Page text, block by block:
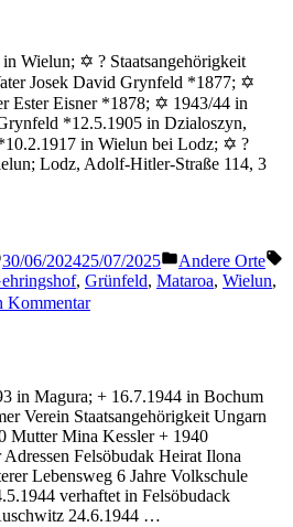
Wielun; ✡ ? Staatsangehörigkeit
Josek David Grynfeld *1877; ✡
Ester Eisner *1878; ✡ 1943/44 in
*12.5.1905 in Dzialoszyn,
in Wielun bei Lodz; ✡ ?
Lodz, Adolf-Hitler-Straße 114, 3
30/06/202425/07/2025
Veröffentlicht
in
Andere Orte
, Grünfeld, Mataroa, Wielun,
Kommentarzu
in Magura; + 16.7.1944 in Bochum
Verein Staatsangehörigkeit Ungarn
Mutter Mina Kessler + 1940
Felsöbudak Heirat Ilona
Lebensweg 6 Jahre Volkschule
verhaftet in Felsöbudack
24.6.1944 …